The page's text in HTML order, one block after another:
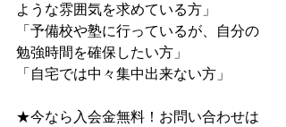
ような雰囲気を求めている方」
「予備校や塾に行っているが、自分の
勉強時間を確保したい方」
「自宅では中々集中出来ない方」
★今なら入会金無料！お問い合わせは